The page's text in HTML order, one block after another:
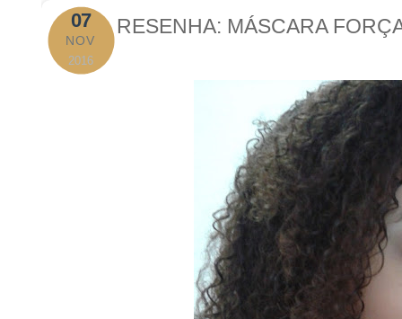
07
NOV
2016
RESENHA: MÁSCARA